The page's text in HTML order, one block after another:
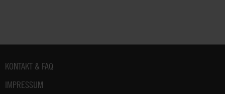
Fußbereich
KONTAKT & FAQ
IMPRESSUM